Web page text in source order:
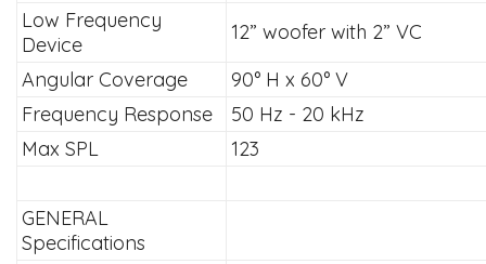
Low Frequency
Device
12” woofer with 2” VC
Angular Coverage
90° H x 60° V
Frequency Response
50 Hz - 20 kHz
Max SPL
123
GENERAL
Specifications